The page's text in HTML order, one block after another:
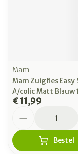
Mam
Mam Zuigfles Easy
A/colic Matt Blauw
€ 11,99
Bestel